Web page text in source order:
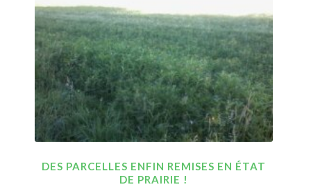
DES PARCELLES ENFIN REMISES EN ÉTAT
DE PRAIRIE !